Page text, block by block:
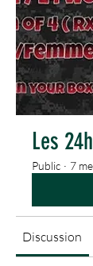
Les 24h
Public · 7
Discussion